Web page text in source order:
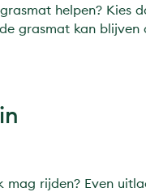
helpen? Kies
grasmat kan blijven
rijden? Even